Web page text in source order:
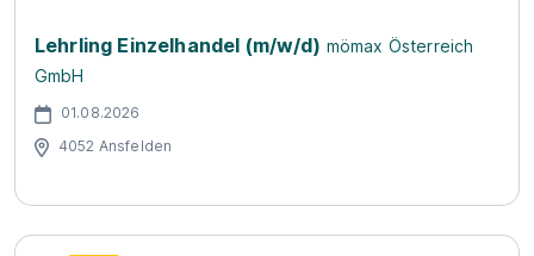
Lehrling Einzelhandel (m/w/d) mömax Österreich
GmbH
01.08.2026
4052 Ansfelden